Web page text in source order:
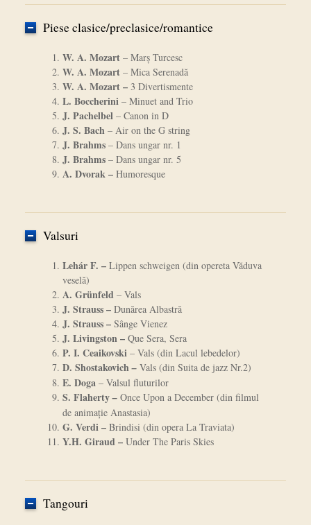
Piese clasice/preclasice/romantice
W. A. Mozart– Marş Turcesc
W. A. Mozart– Mica Serenadă
W. A. Mozart – 3 Divertismente
L. Boccherini– Minuet and Trio
J. Pachelbel– Canon in D
J. S. Bach– Air on the G string
J. Brahms– Dans ungar nr. 1
J. Brahms– Dans ungar nr. 5
A. Dvorak – Humoresque
Valsuri
Lehár F. – Lippen schweigen (din opereta Văduva
veselă)
A. Grünfeld– Vals
J. Strauss – Dunărea Albastră
J. Strauss – Sânge Vienez
J. Livingston – Que Sera, Sera
P. I. Ceaikovski– Vals (din Lacul lebedelor)
D. Shostakovich– Vals (din Suita de jazz Nr.2)
E. Doga– Valsul fluturilor
S. Flaherty– Once Upon a December (din filmul
de animaţie Anastasia)
G. Verdi – Brindisi (din opera La Traviata)
Y.H. Giraud – Under The Paris Skies
Tangouri